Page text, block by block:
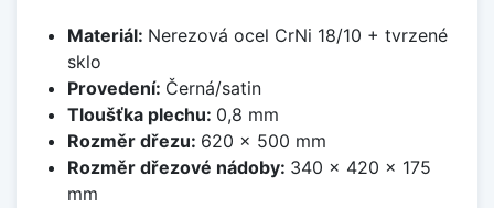
Materiál: Nerezová ocel CrNi 18/10 + tvrzené
sklo
Provedení: Černá/satin
Tloušťka plechu: 0,8 mm
Rozměr dřezu: 620 x 500 mm
Rozměr dřezové nádoby: 340 x 420 x 175
mm